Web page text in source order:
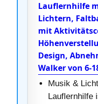
Lauflernhilfe
Lichtern,
mit
Design,
Walker von 6-
Musik &
Lauflernhilfe